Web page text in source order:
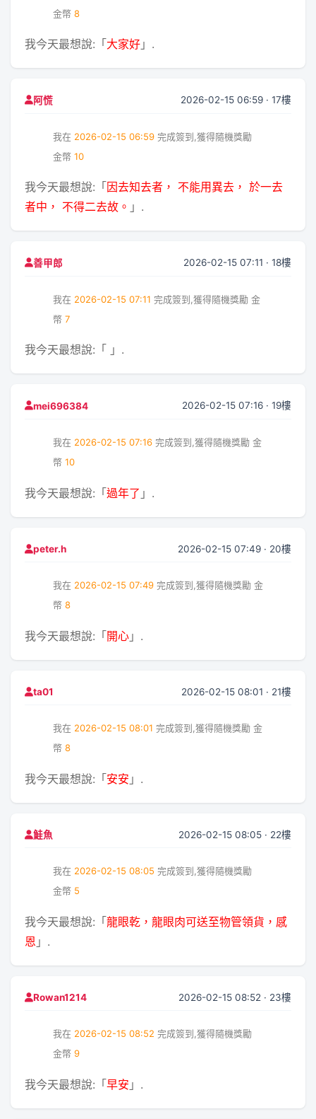
金幣 8
我今天最想說:「 大家好 」.
阿慌 2026-02-15 06:59 · 17樓
我在 2026-02-15 06:59 完成簽到,獲得隨機獎勵
金幣 10
我今天最想說:「 因去知去者， 不能用異去， 於一去
者中， 不得二去故。 」.
善甲郎 2026-02-15 07:11 · 18樓
我在 2026-02-15 07:11 完成簽到,獲得隨機獎勵 金
幣 7
我今天最想說:「 」.
mei696384 2026-02-15 07:16 · 19樓
我在 2026-02-15 07:16 完成簽到,獲得隨機獎勵 金
幣 10
我今天最想說:「過年了 」.
peter.h 2026-02-15 07:49 · 20樓
我在 2026-02-15 07:49 完成簽到,獲得隨機獎勵 金
幣 8
我今天最想說:「開心 」.
ta01 2026-02-15 08:01 · 21樓
我在 2026-02-15 08:01 完成簽到,獲得隨機獎勵 金
幣 8
我今天最想說:「安安 」.
鮭魚 2026-02-15 08:05 · 22樓
我在 2026-02-15 08:05 完成簽到,獲得隨機獎勵
金幣 5
我今天最想說:「龍眼乾，龍眼肉可送至物管領貨，感
恩 」.
Rowan1214 2026-02-15 08:52 · 23樓
我在 2026-02-15 08:52 完成簽到,獲得隨機獎勵
金幣 9
我今天最想說:「早安 」.